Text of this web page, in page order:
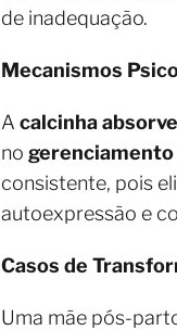
de inadequação.
Mecanismos
A calcinha
no
consistente, pois
autoexpressão e
Casos de
Uma mãe pós-